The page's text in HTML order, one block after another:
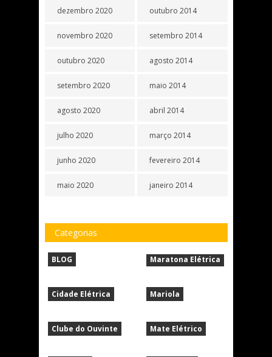
dezembro 2020
novembro 2020
outubro 2020
setembro 2020
agosto 2020
julho 2020
junho 2020
maio 2020
outubro 2014
setembro 2014
agosto 2014
maio 2014
abril 2014
março 2014
fevereiro 2014
janeiro 2014
Categorias
BLOG
Cidade Elétrica
Clube do Ouvinte
Maratona Elétrica
Mariola
Mate Elétrico